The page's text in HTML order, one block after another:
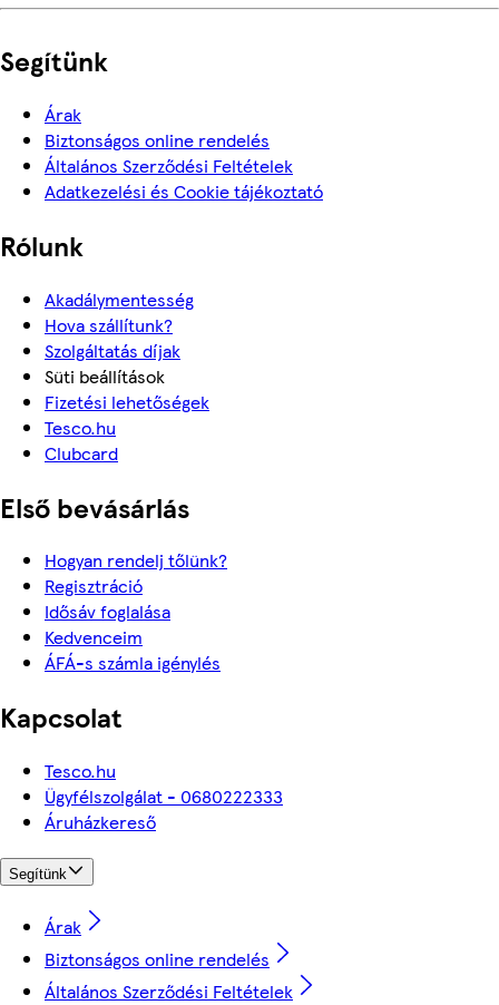
Segítünk
Árak
Biztonságos online rendelés
Általános Szerződési Feltételek
Adatkezelési és Cookie tájékoztató
Rólunk
Akadálymentesség
Hova szállítunk?
Szolgáltatás díjak
Süti beállítások
Fizetési lehetőségek
Tesco.hu
Clubcard
Első bevásárlás
Hogyan rendelj tőlünk?
Regisztráció
Idősáv foglalása
Kedvenceim
ÁFÁ-s számla igénylés
Kapcsolat
Tesco.hu
Ügyfélszolgálat - 0680222333
Áruházkereső
Segítünk
Árak
Biztonságos online rendelés
Általános Szerződési Feltételek